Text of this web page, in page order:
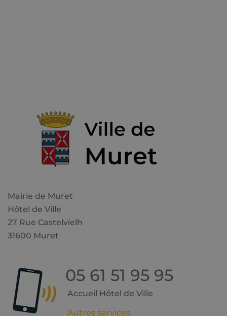
Mairie de Muret
Hôtel de Ville
27 Rue Castelvielh
31600 Muret
05 61 51 95 95
Accueil Hôtel de Ville
Autres services